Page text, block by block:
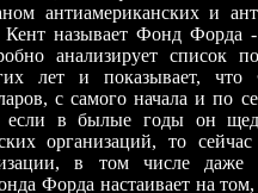
антиамериканских и
называет Фонд Форда -
анализирует список
лет и показывает,
с самого начала и по
в былые годы он
организаций, то
в том числе даже
Форда настаивает на